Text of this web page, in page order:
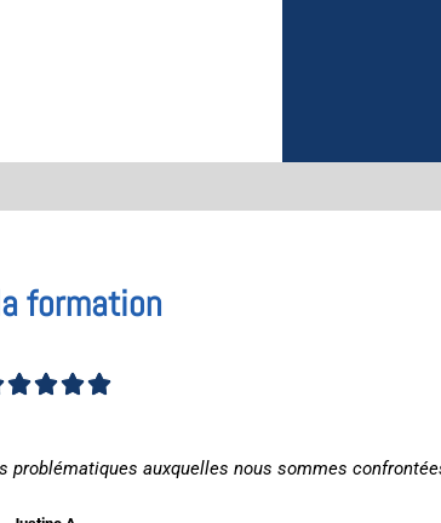
formation
Noté
sur
échanges ont pu être faciles et de qualité.